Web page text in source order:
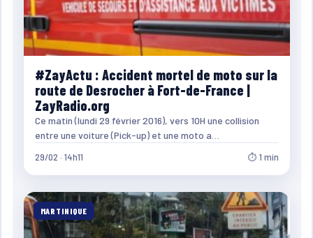
#ZayActu : Accident mortel de moto sur la
route de Desrocher à Fort-de-France |
ZayRadio.org
Ce matin (lundi 29 février 2016), vers 10H une collision
entre une voiture (Pick-up) et une moto a…
29/02 · 14h11 ⏱ 1 min
MARTINIQUE